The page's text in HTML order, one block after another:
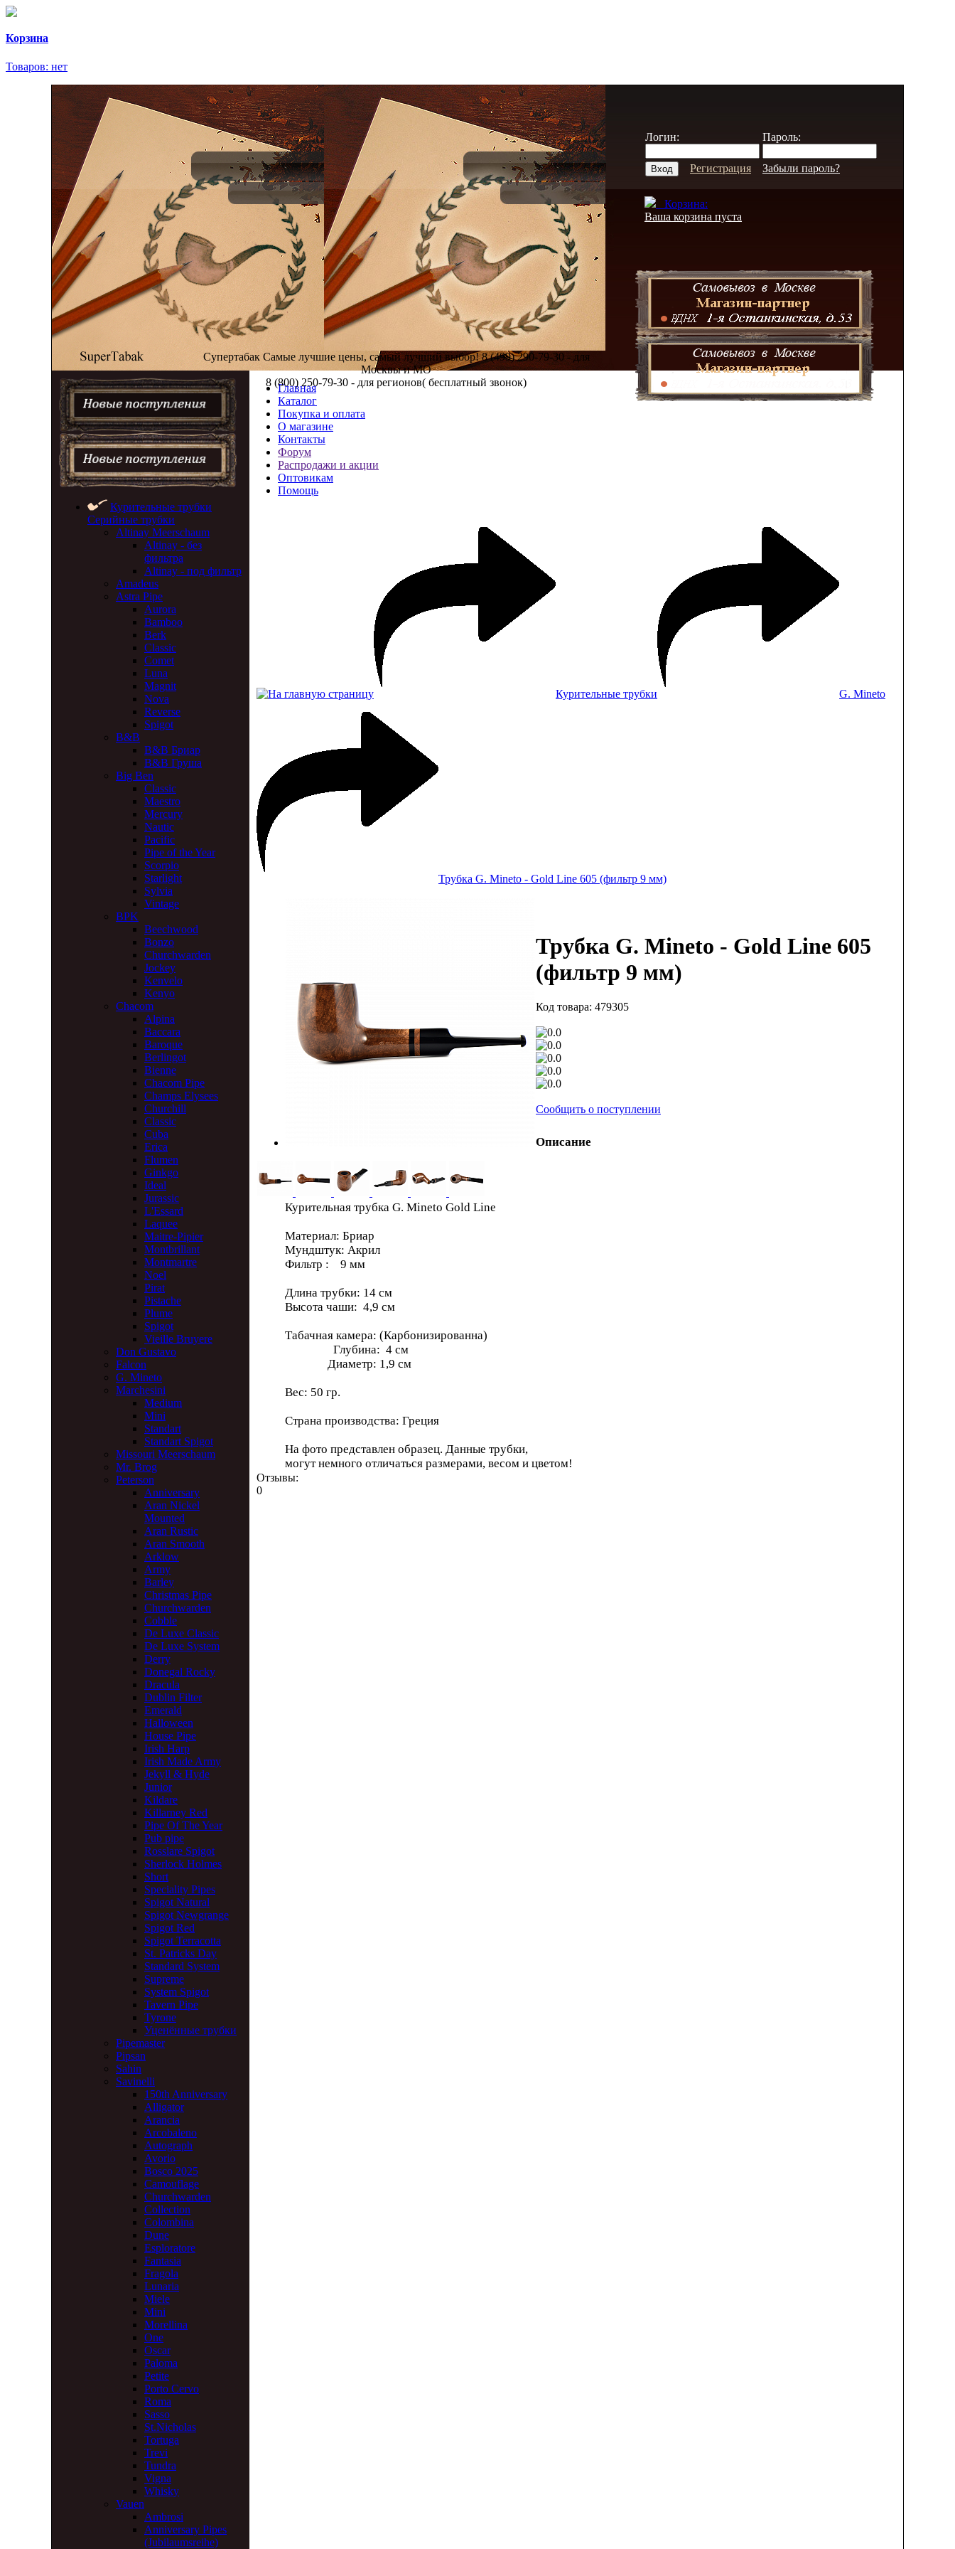
Корзина
Товаров: нет
Супертабак Самые лучшие цены, самый лучший выбор! 8 (499) 290-79-30 - для
Москвы и МО
8 (800) 250-79-30 - для регионов( бесплатный звонок)
Логин: Пароль:
Регистрация Забыли пароль?
Корзина:
Ваша корзина пуста
Курительные трубки
Серийные трубки
Altinay Meerschaum
Altinay - без
фильтра
Altinay - под фильтр
Amadeus
Astra Pipe
Aurora
Bamboo
Berk
Classic
Comet
Luna
Magnit
Nova
Reverse
Spigot
B&B
B&B Бриар
B&B Груша
Big Ben
Classic
Maestro
Mercury
Nautic
Pacific
Pipe of the Year
Scorpio
Starlight
Sylvia
Vintage
BPK
Beechwood
Bonzo
Churchwarden
Jockey
Kenvelo
Kenyo
Chacom
Alpina
Baccara
Baroque
Berlingot
Bienne
Chacom Pipe
Champs Elysees
Churchill
Classic
Cuba
Erica
Flumen
Ginkgo
Ideal
Jurassic
L'Essard
Laquee
Maitre-Pipier
Montbrillant
Montmartre
Noel
Pirat
Pistache
Plume
Spigot
Vieille Bruyere
Don Gustavo
Falcon
G. Mineto
Marchesini
Medium
Mini
Standart
Standart Spigot
Missouri Meerschaum
Mr. Brog
Peterson
Anniversary
Aran Nickel
Mounted
Aran Rustic
Aran Smooth
Arklow
Army
Barley
Christmas Pipe
Churchwarden
Cobble
De Luxe Classic
De Luxe System
Derry
Donegal Rocky
Dracula
Dublin Filter
Emerald
Halloween
House Pipe
Irish Harp
Irish Made Army
Jekyll & Hyde
Junior
Kildare
Killarney Red
Pipe Of The Year
Pub pipe
Rosslare Spigot
Sherlock Holmes
Short
Speciality Pipes
Spigot Natural
Spigot Newgrange
Spigot Red
Spigot Terracotta
St. Patricks Day
Standard System
Supreme
System Spigot
Tavern Pipe
Tyrone
Уценённые трубки
Pipemaster
Pipsan
Sahin
Savinelli
150th Anniversary
Alligator
Arancia
Arcobaleno
Autograph
Avorio
Bosco 2025
Camouflage
Churchwarden
Collection
Colombina
Dune
Esploratore
Fantasia
Fragola
Lunaria
Miele
Mini
Morellina
One
Oscar
Paloma
Petite
Porto Cervo
Roma
Sasso
St.Nicholas
Tortuga
Trevi
Tundra
Vigna
Whisky
Vauen
Ambrosi
Anniversary Pipes
(Jubilaumsreihe)
Главная
Каталог
Покупка и оплата
О магазине
Контакты
Форум
Распродажи и акции
Оптовикам
Помощь
Курительные трубки G. Mineto
Трубка G. Mineto - Gold Line 605 (фильтр 9 мм)
Трубка G. Mineto - Gold Line 605
(фильтр 9 мм)
Код товара: 479305
Сообщить о поступлении
Описание
Курительная трубка G. Mineto Gold Line
Материал: Бриар
Мундштук: Акрил
Фильтр : 9 мм
Длина трубки: 14 см
Высота чаши: 4,9 см
Табачная камера: (Карбонизированна)
Глубина: 4 см
Диаметр: 1,9 см
Вес: 50 гр.
Страна производства: Греция
На фото представлен образец. Данные трубки,
могут немного отличаться размерами, весом и цветом!
Отзывы:
0